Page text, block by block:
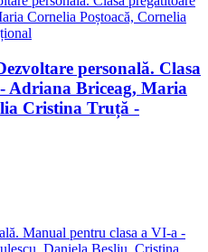
personală. Clasa
Adriana Briceag, Maria
Cristina Truță -